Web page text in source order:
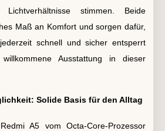
stimmen. Beide
Maß an Komfort und sorgen dafür,
schnell und sicher entsperrt
Ausstattung in dieser
Solide Basis für den Alltag
A5 vom Octa-Core-Prozessor